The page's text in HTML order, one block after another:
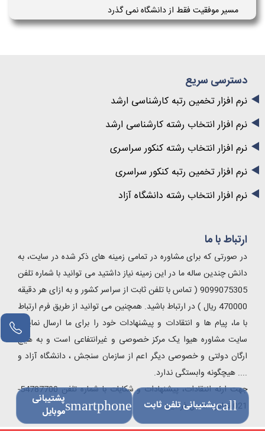
مسیر موفقیت فقط از دانشگاه نمی گذرد
دسترسی سریع
نرم افزار تخمین رتبه کارشناسی ارشد
نرم افزار انتخاب رشته کارشناسی ارشد
نرم افزار انتخاب رشته کنکور سراسری
نرم افزار تخمین رتبه کنکور سراسری
نرم افزار انتخاب رشته دانشگاه آزاد
ارتباط با ما
در صورتی که برای مشاوره در تمامی زمینه های ذکر شده در سایت، به
دانش چندین ساله ما در این زمینه نیاز داشتید می توانید با شماره تلفن
9099075305 ( تماس با تلفن ثابت از سراسر کشور و به ازای هر دقیقه
470000 ریال ) در ارتباط باشید. همچنین می توانید از طریق فرم ارتباط
با ما، پیام ها و انتقادات و پیشنهادات خود را برای ما ارسال نمایید.
سایت مشاوره هیوا یک مرکز خصوصی و غیرانتفاعی است و به هیچ
ارگان دولتی و خصوصی دیگر اعم از سازمان سنجش ، دانشگاه آزاد و
.... هیچگونه وابستگی ندارد.
جهت ارئه انتقادات، پیشنهادات و شکایات با شماره تلفن 54787700-
021 تماس حاصل فرمایید.callپشتیبانی تلفن ثابت smartphoneپشتیبانی
موبایل
مشاور آنلاین